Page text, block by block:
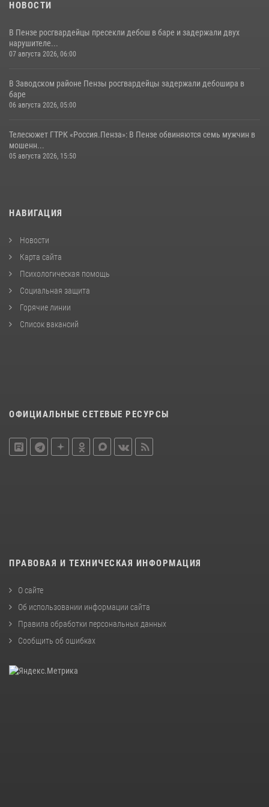
НОВОСТИ
В Пензе росгвардейцы пресекли дебош в баре и задержали двух
нарушителе...
07 августа 2026, 06:00
В Заводском районе Пензы росгвардейцы задержали дебошира в
баре
06 августа 2026, 05:00
Телесюжет ГТРК «Россия.Пенза»: В Пензе обвиняются семь мужчин в
мошенн...
05 августа 2026, 15:50
НАВИГАЦИЯ
Новости
Карта сайта
Психологическая помощь
Социальная защита
Горячие линии
Список вакансий
ОФИЦИАЛЬНЫЕ СЕТЕВЫЕ РЕСУРСЫ
ПРАВОВАЯ И ТЕХНИЧЕСКАЯ ИНФОРМАЦИЯ
О сайте
Об использовании информации сайта
Правила обработки персональных данных
Сообщить об ошибках